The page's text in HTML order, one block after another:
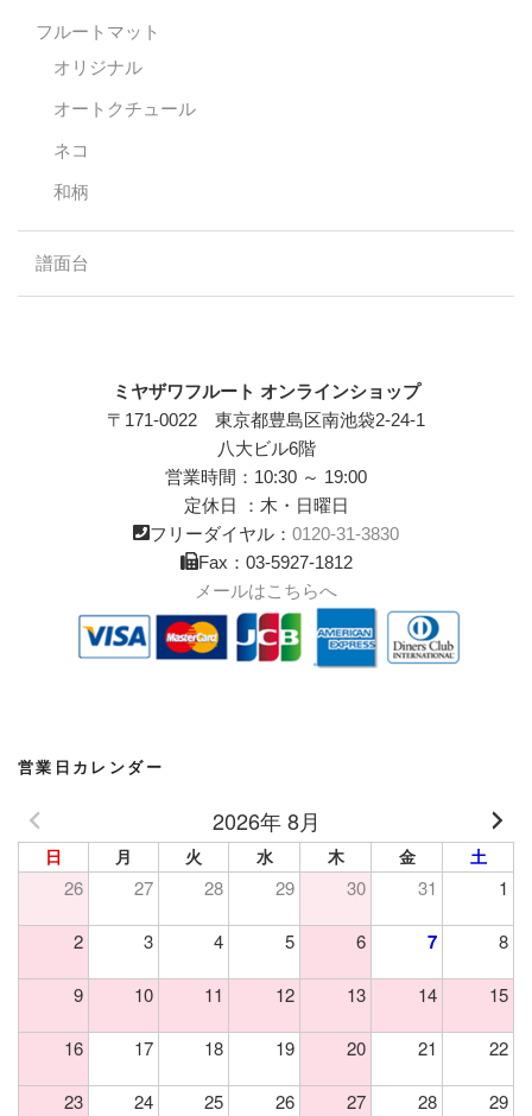
フルートマット
オリジナル
オートクチュール
ネコ
和柄
譜面台
ミヤザワフルート オンラインショップ
〒171-0022 東京都豊島区南池袋2-24-1
八大ビル6階
営業時間：10:30 ～ 19:00
定休日 ：木・日曜日
フリーダイヤル： 0120-31-3830
Fax：03-5927-1812
メールはこちらへ
営業日カレンダー
2026年 8月
日 月 火 水 木 金 土
26 27 28 29 30 31 1
2 3 4 5 6 7 8
9 10 11 12 13 14 15
16 17 18 19 20 21 22
23 24 25 26 27 28 29